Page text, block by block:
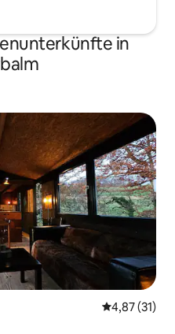
in
4,87 (31)